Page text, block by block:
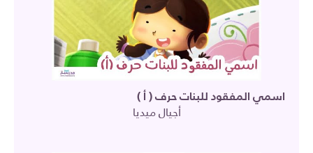
اسمي المفقود للبنات حرف ( أ )
أجيال ميديا